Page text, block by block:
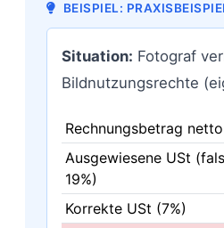
BEISPIEL:
Situation: Fotograf
Bildnutzungsrechte
Rechnungsbetrag netto
Ausgewiesene USt
19%)
Korrekte USt (7%)